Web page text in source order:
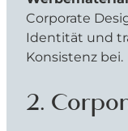
Corporate
Identität und
Konsistenz bei.
2.